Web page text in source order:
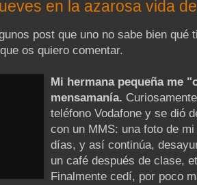
en la azarosa vida
post que uno no sabe bien qué
os quiero comentar.
Mi hermana pequeña me
mensamanía.
teléfono Vodafone y se dió
con un MMS: una foto de
días, y así continúa,
un café después de clase,
Finalmente cedí, por poco